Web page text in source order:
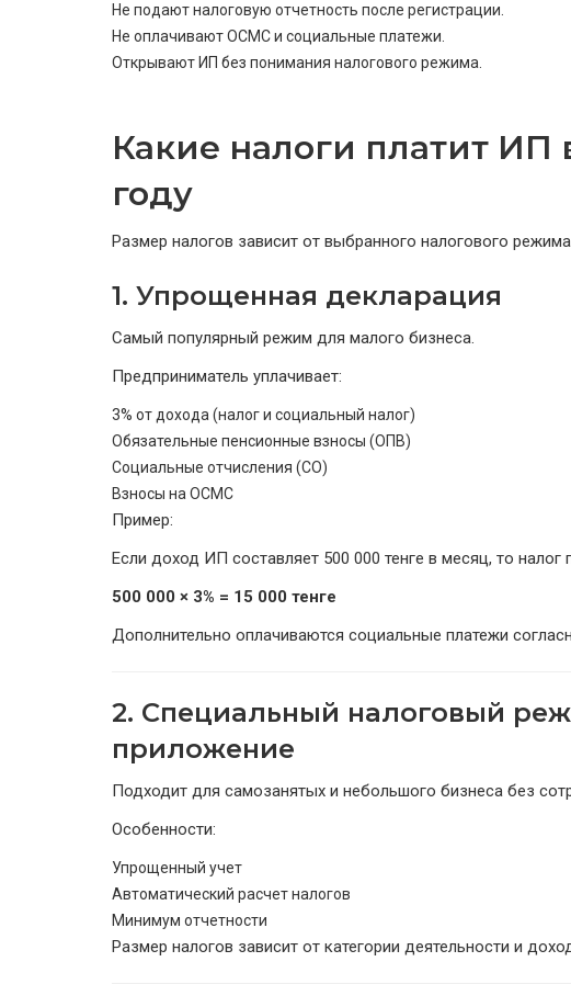
Не подают налоговую отчетность после регистрации.
Не оплачивают ОСМС и социальные платежи.
Открывают ИП без понимания налогового режима.
Какие налоги платит ИП
году
Размер налогов зависит от выбранного налогового
1. Упрощенная декларация
Самый популярный режим для малого бизнеса.
Предприниматель уплачивает:
3% от дохода (налог и социальный налог)
Обязательные пенсионные взносы (ОПВ)
Социальные отчисления (СО)
Взносы на ОСМС
Пример:
Если доход ИП составляет 500 000 тенге в месяц, то
500 000 × 3% = 15 000 тенге
Дополнительно оплачиваются социальные платежи
2. Специальный налоговый
приложение
Подходит для самозанятых и небольшого бизнеса без
Особенности:
Упрощенный учет
Автоматический расчет налогов
Минимум отчетности
Размер налогов зависит от категории деятельности и